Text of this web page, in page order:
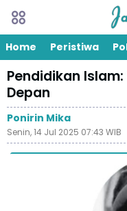
Home Peristiwa
Pendidikan
Depan
Ponirin Mika
Senin, 14 Jul 2025 07:43 WIB